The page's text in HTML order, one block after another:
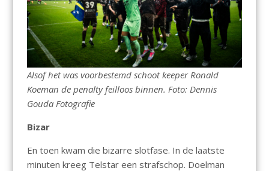
Alsof het was voorbestemd schoot keeper Ronald
Koeman de penalty feilloos binnen. Foto: Dennis
Gouda Fotografie
Bizar
En toen kwam die bizarre slotfase. In de laatste
minuten kreeg Telstar een strafschop. Doelman